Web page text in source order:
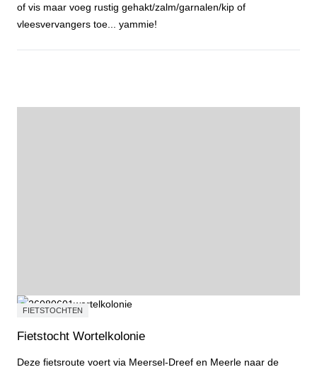
of vis maar voeg rustig gehakt/zalm/garnalen/kip of
vleesvervangers toe... yammie!
FIETSTOCHTEN
Fietstocht Wortelkolonie
Deze fietsroute voert via Meersel-Dreef en Meerle naar de